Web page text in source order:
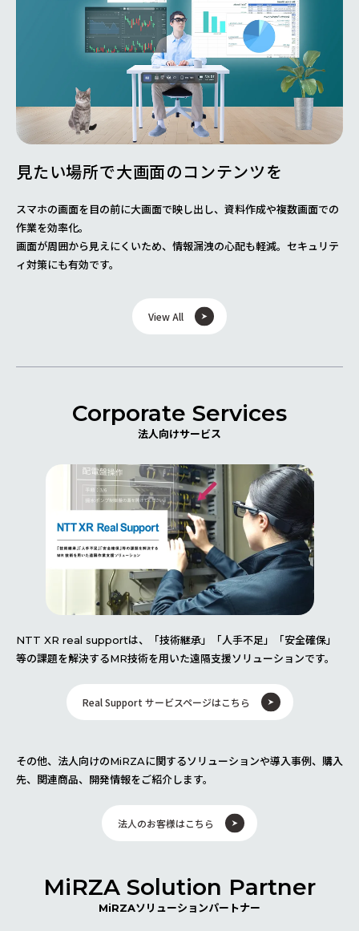
ンツを
料作成や複数画面での
配も軽減。セキュリテ
遠隔からの作業支援
現場とベテランの知識を繋ぎ、指示ポイン
遠隔側の指示内容を確認しつつ、透明なグ
View All
Corporate Services
法人向けサービス
NTT XR real supportは、「技術継承」「人手不足」「安全確保」
等の課題を解決するMR技術を用いた遠隔支援ソリューションです。
Real Support サービスページはこちら
その他、法人向けのMiRZAに関するソリューションや導入事例、購入
先、関連商品、開発情報をご紹介します。
法人のお客様はこちら
MiRZA Solution Partner
MiRZAソリューションパートナー